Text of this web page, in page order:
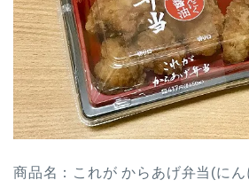
商品名：これが からあげ弁当(に